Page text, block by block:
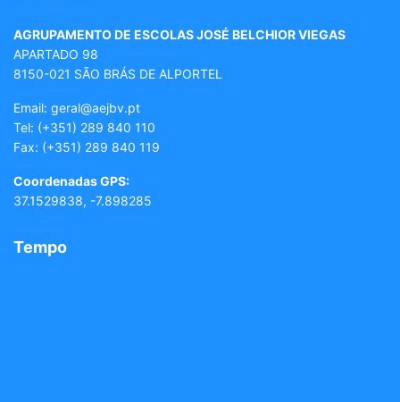
AGRUPAMENTO DE ESCOLAS JOSÉ BELCHIOR VIEGAS
APARTADO 98
8150-021 SÃO BRÁS DE ALPORTEL
Email: geral@aejbv.pt
Tel: (+351) 289 840 110
Fax: (+351) 289 840 119
Coordenadas GPS:
37.1529838, -7.898285
Tempo